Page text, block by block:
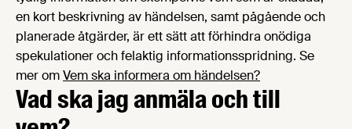
en kort beskrivning av händelsen, samt pågående och
planerade åtgärder, är ett sätt att förhindra onödiga
spekulationer och felaktig informationsspridning. Se
mer omVem ska informera om händelsen?
Vad ska jag anmäla och till